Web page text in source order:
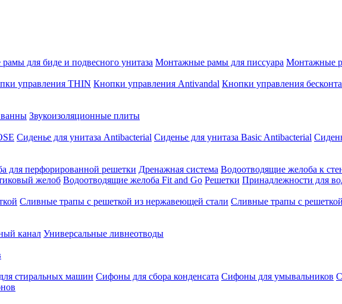
для биде и подвесного унитаза Монтажные рамы для писсуара Монтажные
управления THIN Кнопки управления Antivandal Кнопки управления
Звукоизоляционные плиты
Сиденье для унитаза Antibacterial Сиденье для унитаза Basic Antibacterial
для перфорированной решетки Дренажная система Водоотводящие желоба к
желоб Водоотводящие желоба Fit and Go Решетки Принадлежности для
Сливные трапы с решеткой из нержавеющей стали Сливные трапы с
канал Универсальные ливнеотводы
стиральных машин Сифоны для сбора конденсата Сифоны для умывальников